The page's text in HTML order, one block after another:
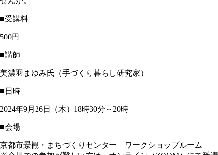
■受講料
500円
■講師
美濃羽まゆみ氏（手づくり暮らし研究家）
■日時
2024年9月26日（木）18時30分～20時
■会場
京都市景観・まちづくりセンター ワークショップルーム